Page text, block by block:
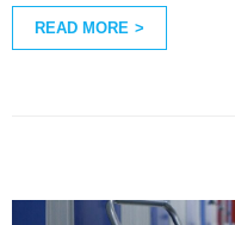
READ MORE